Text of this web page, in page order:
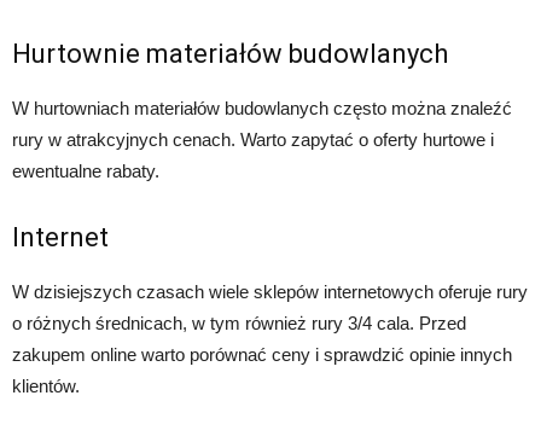
Hurtownie materiałów budowlanych
W hurtowniach materiałów budowlanych często można znaleźć
rury w atrakcyjnych cenach. Warto zapytać o oferty hurtowe i
ewentualne rabaty.
Internet
W dzisiejszych czasach wiele sklepów internetowych oferuje rury
o różnych średnicach, w tym również rury 3/4 cala. Przed
zakupem online warto porównać ceny i sprawdzić opinie innych
klientów.